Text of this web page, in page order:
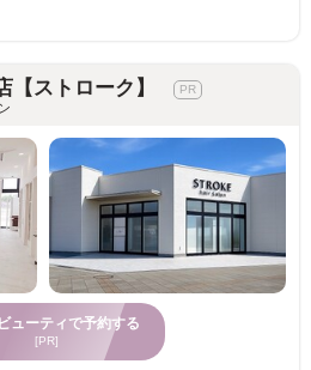
【ストローク】
ューティで予約する
[PR]